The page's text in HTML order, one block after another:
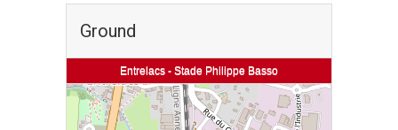
Ground
Entrelacs - Stade Philippe Basso